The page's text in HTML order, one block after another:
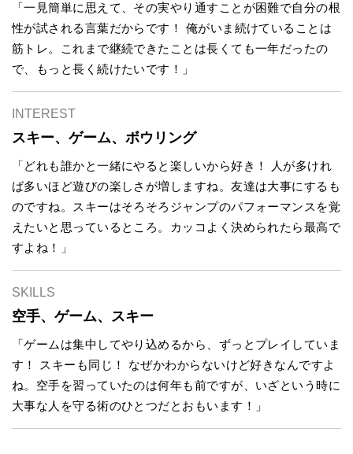
「一見簡単に思えて、その実やり通すことが困難で自分の根
性が試される言葉だからです！ 俺がいま続けていることは
筋トレ。これまで継続できたことは長くても一年だったの
で、もっと長く続けたいです！」
INTEREST
スキー、ゲーム、ボウリング
「どれも誰かと一緒にやると楽しいから好き！ 人が多けれ
ば多いほど遊びの楽しさが増しますね。友達は大事にするも
のですね。スキーはそろそろジャンプのパフォーマンスを覚
えたいと思っているところ。カッコよく決められたら最高で
すよね！」
SKILLS
空手、ゲーム、スキー
「ゲームは集中してやり込めるから、ずっとプレイしていま
す！ スキーも同じ！ なぜかわからないけど好きなんですよ
ね。空手を習っていたのは何年も前ですが、いざという時に
大事な人を守る術のひとつだとおもいます！」